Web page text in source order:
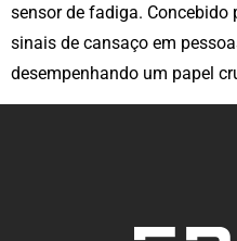
sensor de fadiga.
sinais de cansaço em
desempenhando um papel